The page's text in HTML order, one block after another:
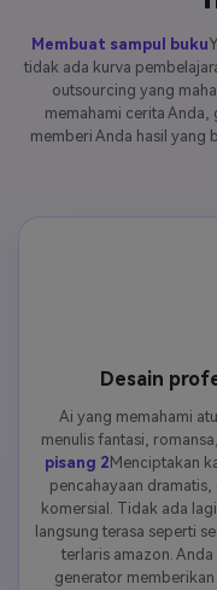
Membuat sampul buku
tidak ada kurva
outsourcing yang
memahami cerita Anda,
memberi Anda hasil yang
Desain
Ai yang memahami
menulis fantasi,
pisang 2 Menciptakan
pencahayaan
komersial. Tidak ada
langsung terasa seperti
terlaris amazon.
generator